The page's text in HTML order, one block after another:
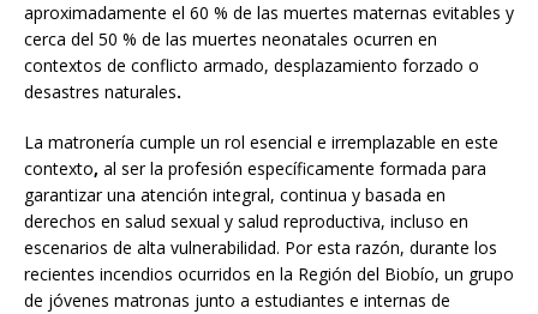
aproximadamente el 60 % de las muertes maternas evitables y
cerca del 50 % de las muertes neonatales ocurren en
contextos de conflicto armado, desplazamiento forzado o
desastres naturales.
La matronería cumple un rol esencial e irremplazable en este
contexto, al ser la profesión específicamente formada para
garantizar una atención integral, continua y basada en
derechos en salud sexual y salud reproductiva, incluso en
escenarios de alta vulnerabilidad. Por esta razón, durante los
recientes incendios ocurridos en la Región del Biobío, un grupo
de jóvenes matronas junto a estudiantes e internas de